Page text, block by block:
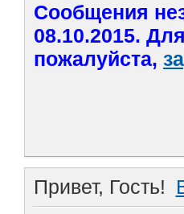
Сообщения
08.10.2015.
пожалуйста,
Привет, Гость!